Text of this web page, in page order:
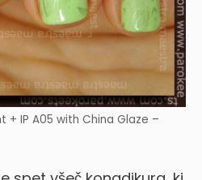
+ IP A05 with China Glaze –